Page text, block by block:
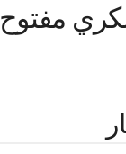
مفتوح